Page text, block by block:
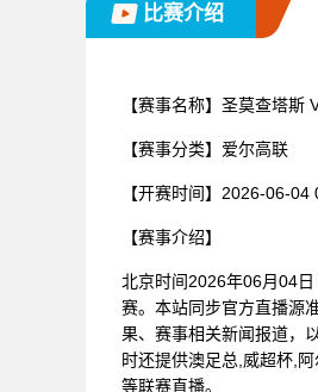
比赛介绍
【赛事名称】 圣莫查塔斯
【赛事分类】 爱尔高联
【开赛时间】 2026-06-04
【赛事介绍】
北京时间2026年06月04
赛。本站同步官方直播源
果、赛事相关新闻报道，
时还提供澳足总,威超杯,
等联赛直播。